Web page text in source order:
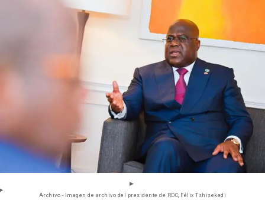
Archivo - Imagen de archivo del presidente de RDC, Félix Tshisekedi